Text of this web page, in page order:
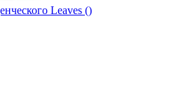
Leaves ()